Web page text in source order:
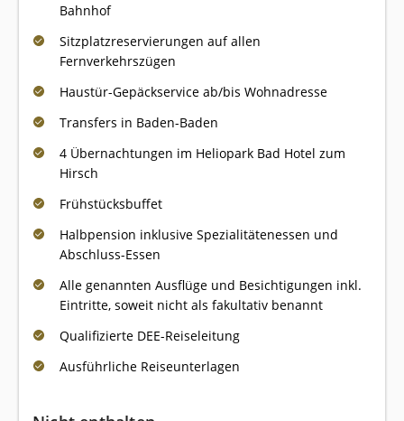
Bahnhof
Sitzplatzreservierungen auf allen
Fernverkehrszügen
Haustür-Gepäckservice ab/bis Wohnadresse
Transfers in Baden-Baden
4 Übernachtungen im Heliopark Bad Hotel zum
Hirsch
Frühstücksbuffet
Halbpension inklusive Spezialitätenessen und
Abschluss-Essen
Alle genannten Ausflüge und Besichtigungen inkl.
Eintritte, soweit nicht als fakultativ benannt
Qualifizierte DEE-Reiseleitung
Ausführliche Reiseunterlagen